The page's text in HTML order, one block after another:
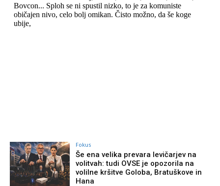
Fokus
Še ena velika prevara levičarjev na
volitvah: tudi OVSE je opozorila na
volilne kršitve Goloba, Bratuškove in
Hana